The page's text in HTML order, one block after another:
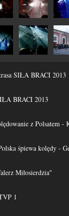
SIŁA BRACI 2013
BRACI 2013
z Polsatem -
śpiewa kolędy -
Miłosierdzia"
1